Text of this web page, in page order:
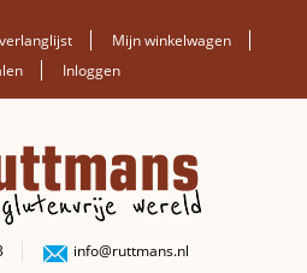
Mijn winkelwagen
Inloggen
info@ruttmans.nl